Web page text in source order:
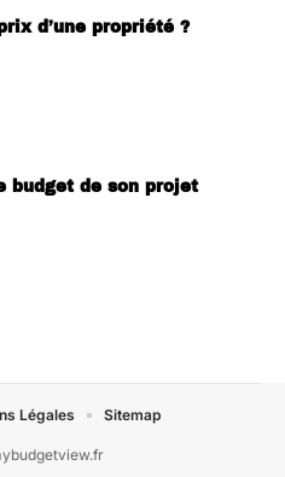
d’une propriété ?
budget de son projet
Légales Sitemap